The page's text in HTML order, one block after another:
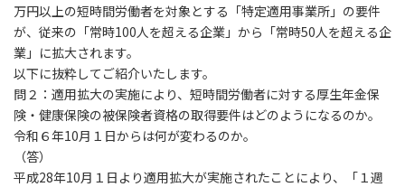
万円以上の短時間労働者を対象とする「特定適用事業所」の要件
が、従来の「常時100人を超える企業」から「常時50人を超える企
業」に拡大されます。
以下に抜粋してご紹介いたします。
問２：適用拡大の実施により、短時間労働者に対する厚生年金保
険・健康保険の被保険者資格の取得要件はどのようになるのか。
令和６年10月１日からは何が変わるのか。
（答）
平成28年10月１日より適用拡大が実施されたことにより、「１週